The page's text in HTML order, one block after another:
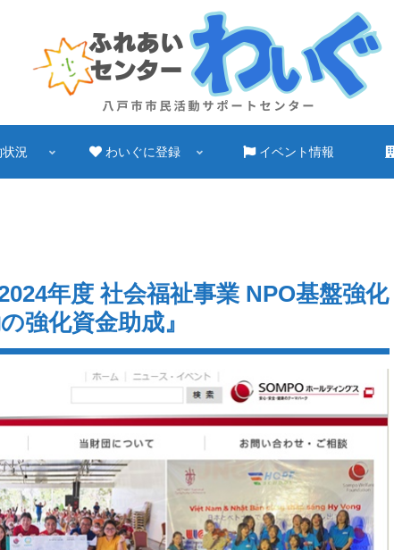
況 わいぐに登録 イベント情報
年度 社会福祉事業 NPO基盤強化
強化資金助成』